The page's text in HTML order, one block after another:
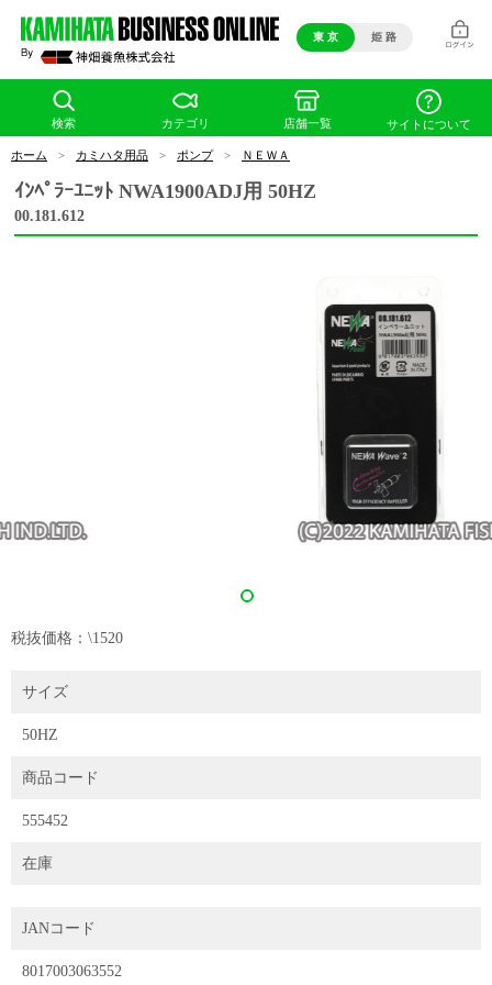
東 京 姫 路
検索 カテゴリ 店舗一覧 サイトについて
ホーム > カミハタ用品 > ポンプ > ＮＥＷＡ
ｲﾝﾍﾟﾗｰﾕﾆｯﾄ NWA1900ADJ用 50HZ
00.181.612
税抜価格：\1520
サイズ
50HZ
商品コード
555452
在庫
JANコード
8017003063552